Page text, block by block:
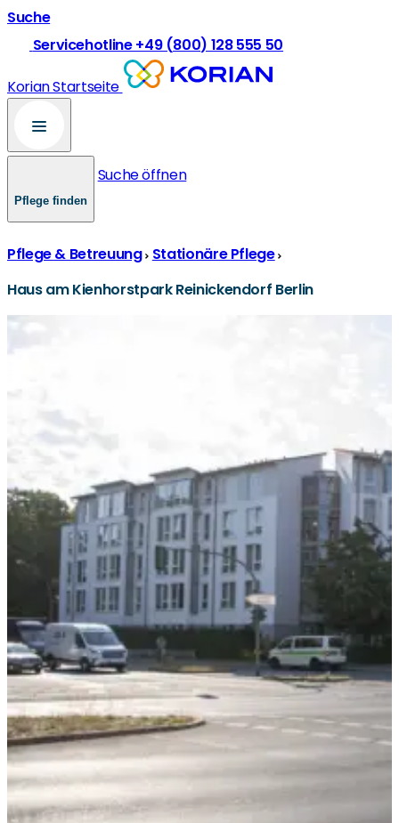
Suche
Servicehotline +49 (800) 128 555 50
Korian Startseite
Pflege finden
Suche öffnen
Pflege & Betreuung Stationäre Pflege
Haus am Kienhorstpark Reinickendorf Berlin